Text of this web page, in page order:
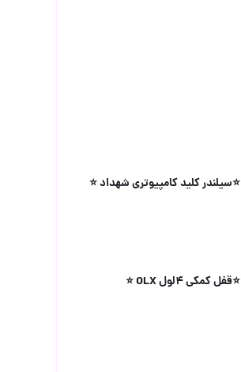
⭐️سیلندر کلید کامپیوتری شهداد ⭐️
⭐️قفل کمکی ۴لول OLX ⭐️